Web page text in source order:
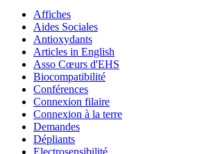
Affiches
Aides Sociales
Antioxydants
Articles in English
Asso Cœurs d'EHS
Biocompatibilité
Conférences
Connexion filaire
Connexion à la terre
Demandes
Dépliants
Electrosensibilité